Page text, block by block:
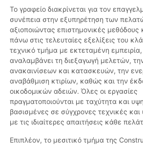
Το γραφείο διακρίνεται για τον
συνέπεια στην εξυπηρέτηση των
αξιοποιώντας επιστημονικές
πάνω στις τελευταίες εξελίξεις του
τεχνικό τμήμα με εκτεταμένη εμπειρία,
αναλαμβάνει τη διεξαγωγή μελετών,
ανακαινίσεων και κατασκευών, την
αναβάθμιση κτιρίων, καθώς και την
οικοδομικών αδειών. Όλες οι εργασίες
πραγματοποιούνται με ταχύτητα και
βασισμένες σε σύγχρονες τεχνικές
με τις ιδιαίτερες απαιτήσεις κάθε
Επιπλέον, το μεσιτικό τμήμα της